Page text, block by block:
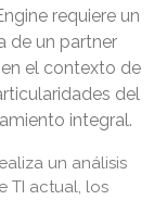
requiere un
de un partner
el contexto de
del
integral.
un análisis
TI actual, los